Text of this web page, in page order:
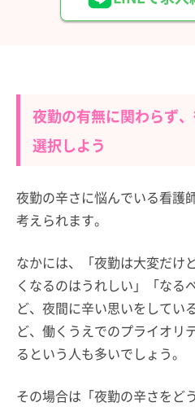
夜勤の有無に関わらず
選択しよう
夜勤の辛さに悩んでいる看護
考えられます。
なかには、「夜勤は大変だけ
くなるのはうれしい」「なる
ど、夜間に辛い思いをしてい
ど、働くうえでのプライオリ
るという人も多いでしょう。
その場合は「夜勤の辛さをど